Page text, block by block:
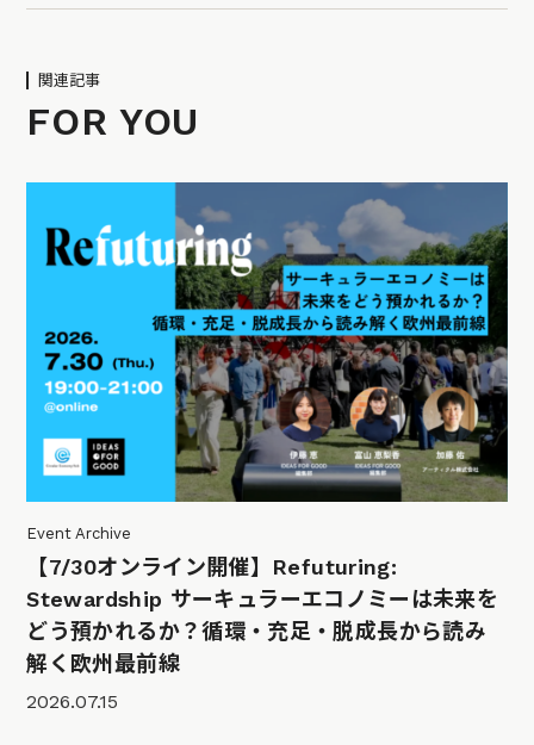
関連記事
FOR YOU
Event Archive
【7/30オンライン開催】Refuturing:
Stewardship サーキュラーエコノミーは未来を
どう預かれるか？循環・充足・脱成長から読み
解く欧州最前線
2026.07.15